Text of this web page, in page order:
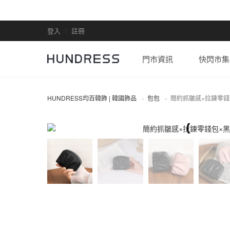
登入 註冊
門市資訊 快閃市集
HUNDRESS均百韓飾 | 韓國飾品 包包 簡約抓皺感×拉鍊零